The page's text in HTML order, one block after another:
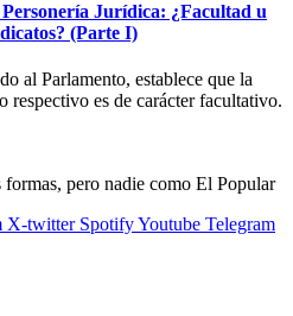
Jurídica: ¿Facultad u
(Parte I)
al Parlamento, establece que la
respectivo es de carácter facultativo.
pero nadie como El Popular
X-twitter SpotifyYoutube Telegram